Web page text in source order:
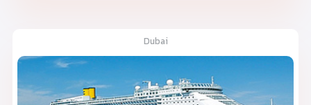
Dubai